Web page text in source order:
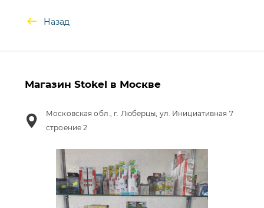
Назад
Магазин Stokel в Москве
Московская обл., г. Люберцы, ул. Инициативная 7
строение 2